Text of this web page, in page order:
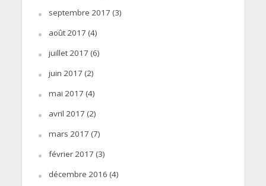
septembre 2017 (3)
août 2017 (4)
juillet 2017 (6)
juin 2017 (2)
mai 2017 (4)
avril 2017 (2)
mars 2017 (7)
février 2017 (3)
décembre 2016 (4)